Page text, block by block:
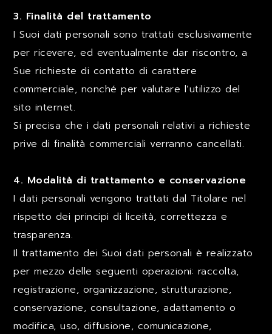
3. Finalità del trattamento
I Suoi dati personali sono trattati esclusivamente
per ricevere, ed eventualmente dar riscontro, a
Sue richieste di contatto di carattere
commerciale, nonché per valutare l’utilizzo del
sito internet.
Si precisa che i dati personali relativi a richieste
prive di finalità commerciali verranno cancellati.
4. Modalità di trattamento e conservazione
I dati personali vengono trattati dal Titolare nel
rispetto dei principi di liceità, correttezza e
trasparenza.
Il trattamento dei Suoi dati personali è realizzato
per mezzo delle seguenti operazioni: raccolta,
registrazione, organizzazione, strutturazione,
conservazione, consultazione, adattamento o
modifica, uso, diffusione, comunicazione,